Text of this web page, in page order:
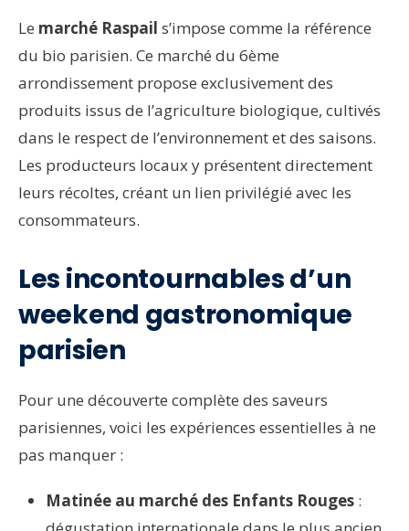
Le marché Raspail s’impose comme la référence
du bio parisien. Ce marché du 6ème
arrondissement propose exclusivement des
produits issus de l’agriculture biologique, cultivés
dans le respect de l’environnement et des saisons.
Les producteurs locaux y présentent directement
leurs récoltes, créant un lien privilégié avec les
consommateurs.
Les incontournables d’un
weekend gastronomique
parisien
Pour une découverte complète des saveurs
parisiennes, voici les expériences essentielles à ne
pas manquer :
Matinée au marché des Enfants Rouges :